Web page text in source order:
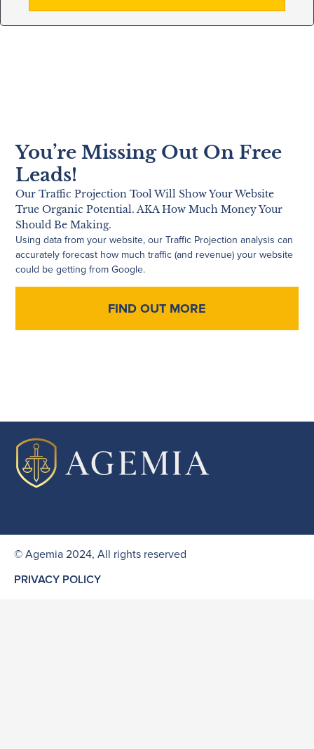
You’re Missing Out On Free
Leads!
Our Traffic Projection Tool Will Show Your Website
True Organic Potential. AKA How Much Money Your
Should Be Making.
Using data from your website, our Traffic Projection analysis can
accurately forecast how much traffic (and revenue) your website
could be getting from Google.
FIND OUT MORE
© Agemia 2024, All rights reserved
PRIVACY POLICY